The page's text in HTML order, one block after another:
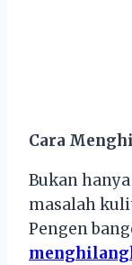
Cara
Bukan
masalah
Pengen